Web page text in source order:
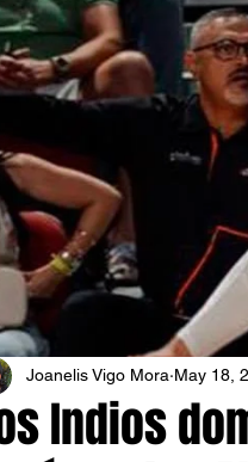
Indios
Joanelis Vigo Mora May 18,